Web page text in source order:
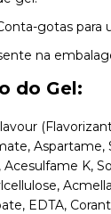
gotas para
na
do Gel:
Aspartame,
Acesulfame K,
EDTA,